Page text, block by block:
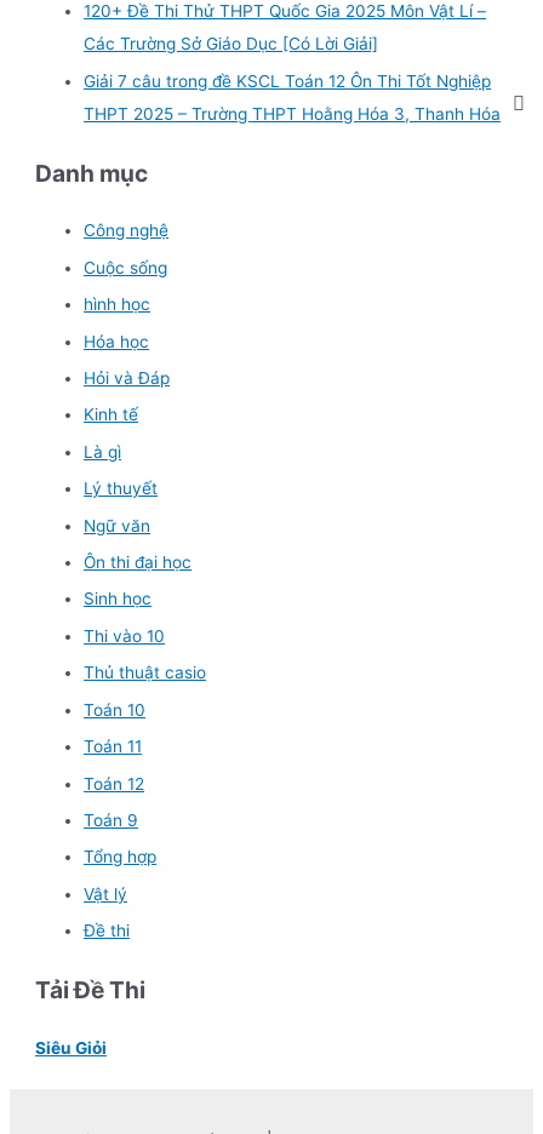
120+ Đề Thi Thử THPT Quốc Gia 2025 Môn Vật Lí –
Các Trường Sở Giáo Dục [Có Lời Giải]
Giải 7 câu trong đề KSCL Toán 12 Ôn Thi Tốt Nghiệp
THPT 2025 – Trường THPT Hoằng Hóa 3, Thanh Hóa
Danh mục
Công nghệ
Cuộc sống
hình học
Hóa học
Hỏi và Đáp
Kinh tế
Là gì
Lý thuyết
Ngữ văn
Ôn thi đại học
Sinh học
Thi vào 10
Thủ thuật casio
Toán 10
Toán 11
Toán 12
Toán 9
Tổng hợp
Vật lý
Đề thi
Tải Đề Thi
Siêu Giỏi